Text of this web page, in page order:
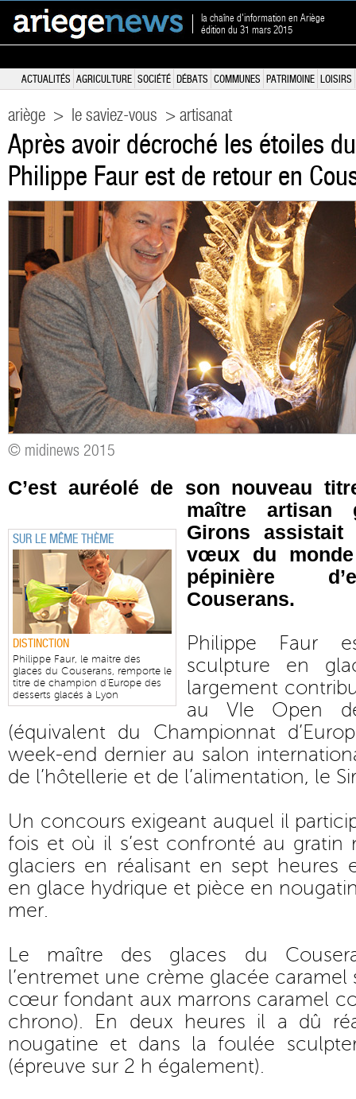
la chaîne d'information en Ariège
édition du 31 mars 2015
ACTUALITÉS AGRICULTURE SOCIÉTÉ DÉBATS COMMUNES PATRIMOINE LOISIRS
ariège > le saviez-vous > artisanat
Après avoir décroché les étoiles
Philippe Faur est de retour en
© midinews 2015
SUR LE MÊME THÈME
DISTINCTION
Philippe Faur, le maitre des
glaces du Couserans, remporte le
titre de champion d'Europe des
desserts glacés à Lyon
C’est auréolé de son nouveau
maître artisan
Girons
vœux du
pépinière
Couserans.
Philippe Faur
sculpture en
largement
au VIe Open
(équivalent du Championnat
week-end dernier au salon
de l’hôtellerie et de l’alimentation, le
Un concours exigeant auquel il
fois et où il s’est confronté au gratin
glaciers en réalisant en sept heures
en glace hydrique et pièce en
mer.
Le maître des glaces du
l’entremet une crème glacée
cœur fondant aux marrons caramel
chrono). En deux heures il a dû
nougatine et dans la foulée
(épreuve sur 2 h également).